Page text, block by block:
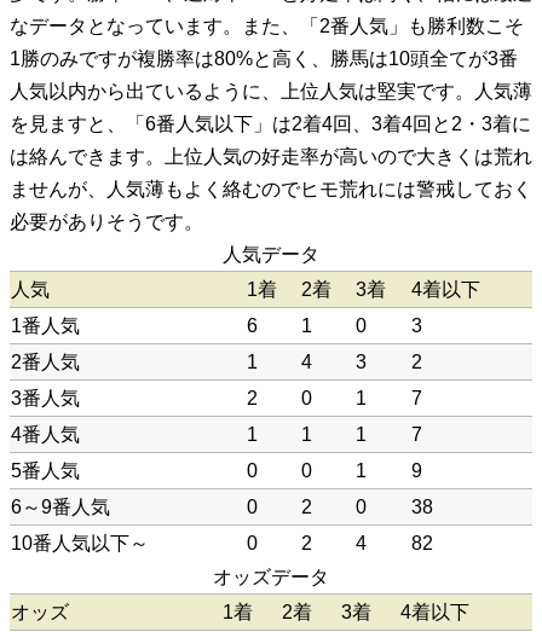
なデータとなっています。また、「2番人気」も勝利数こそ
1勝のみですが複勝率は80%と高く、勝馬は10頭全てが3番
人気以内から出ているように、上位人気は堅実です。人気薄
を見ますと、「6番人気以下」は2着4回、3着4回と2・3着に
は絡んできます。上位人気の好走率が高いので大きくは荒れ
ませんが、人気薄もよく絡むのでヒモ荒れには警戒しておく
必要がありそうです。
人気データ
人気
1着 2着 3着
4着以下
1番人気
6 1 0
3
2番人気
1 4 3
2
3番人気
2 0 1
7
4番人気
1 1 1
7
5番人気
0 0 1
9
6～9番人気
0 2 0
38
10番人気以下～
0 2 4
82
オッズデータ
オッズ
1着 2着 3着
4着以下